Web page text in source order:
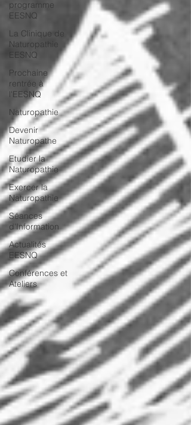
programme
EESNQ
La Clinique de
Naturopathie
EESNQ
Prochaine
rentrée à
l'EESNQ
Naturopathie
Devenir
Naturopathe
Etudier la
Naturopathie
Exercer la
Naturopathie
Séances
d'Information
Actualités
EESNQ
Conférences et
Ateliers